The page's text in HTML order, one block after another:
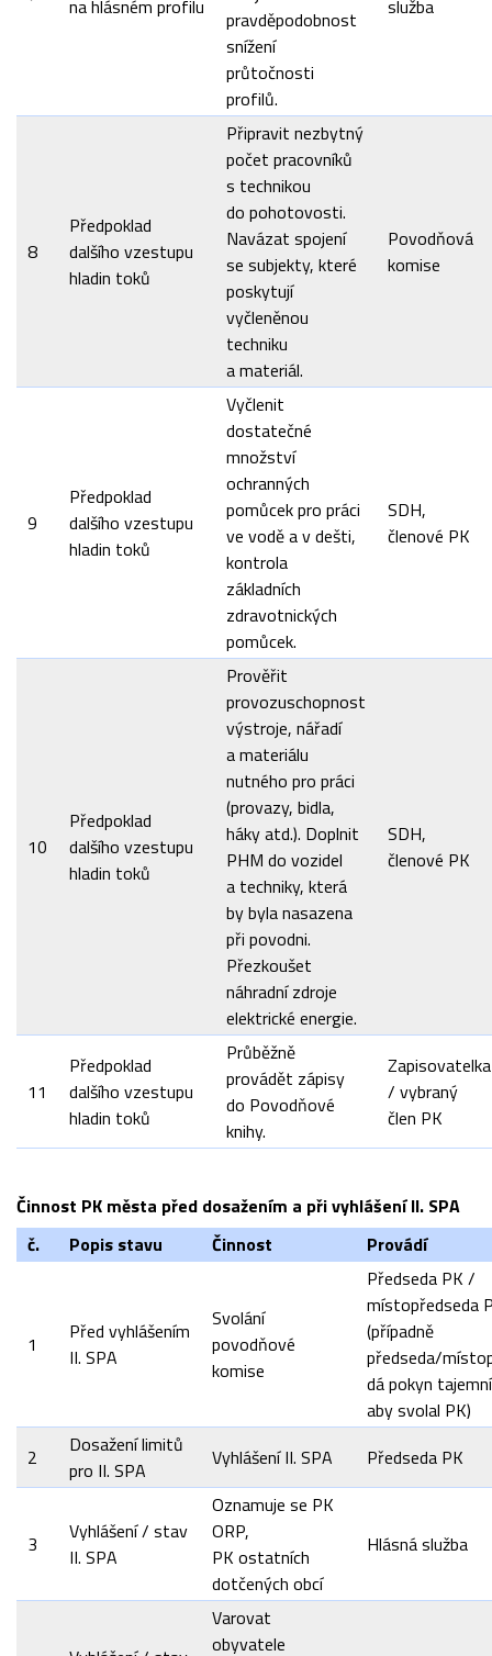
na hlásném profilu
pravděpodobnost
snížení
průtočnosti
profilů.
služba
8
Předpoklad
dalšího vzestupu
hladin toků
Připravit nezbytný
počet pracovníků
s technikou
do pohotovosti.
Navázat spojení
se subjekty, které
poskytují
vyčleněnou
techniku
a materiál.
Povodňová
komise
9
Předpoklad
dalšího vzestupu
hladin toků
Vyčlenit
dostatečné
množství
ochranných
pomůcek pro práci
ve vodě a v dešti,
kontrola
základních
zdravotnických
pomůcek.
SDH,
členové PK
10
Předpoklad
dalšího vzestupu
hladin toků
Prověřit
provozuschopnost
výstroje, nářadí
a materiálu
nutného pro práci
(provazy, bidla,
háky atd.). Doplnit
PHM do vozidel
a techniky, která
by byla nasazena
při povodni.
Přezkoušet
náhradní zdroje
elektrické energie.
SDH,
členové PK
11
Předpoklad
dalšího vzestupu
hladin toků
Průběžně
provádět zápisy
do Povodňové
knihy.
Zapisovatelka
/ vybraný
člen PK
Činnost PK města před dosažením a při vyhlášení II. SPA
č.
Popis stavu Činnost Provádí
1
Před vyhlášením
II. SPA
Svolání
povodňové
komise
Předseda PK /
místopředseda
(případně
předseda/
dá pokyn
aby svolal PK)
2
Dosažení limitů
pro II. SPA
Vyhlášení II. SPA Předseda PK
3
Vyhlášení / stav
II. SPA
Oznamuje se PK
ORP,
PK ostatních
dotčených obcí
Hlásná služba
Varovat
obyvatele